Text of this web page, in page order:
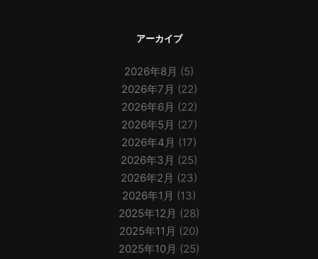
アーカイブ
2026年8月 (5)
2026年7月 (22)
2026年6月 (22)
2026年5月 (27)
2026年4月 (17)
2026年3月 (25)
2026年2月 (23)
2026年1月 (13)
2025年12月 (28)
2025年11月 (20)
2025年10月 (25)